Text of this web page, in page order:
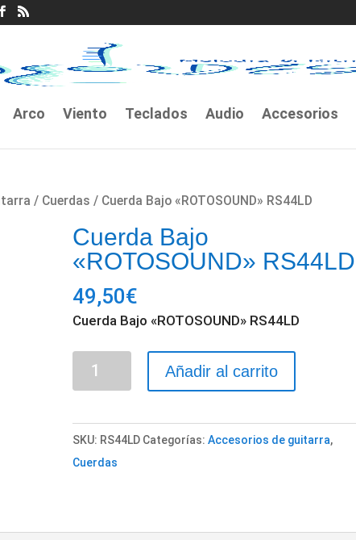
Arco Viento Teclados Audio Accesorios
/ Cuerdas / Cuerda Bajo «ROTOSOUND» RS44LD
Cuerda Bajo
«ROTOSOUND» RS44LD
49,50€
Cuerda Bajo «ROTOSOUND» RS44LD
Cuerda
RS44LD
Añadir al carrito
SKU: RS44LD Categorías:Accesorios de guitarra,
Cuerdas